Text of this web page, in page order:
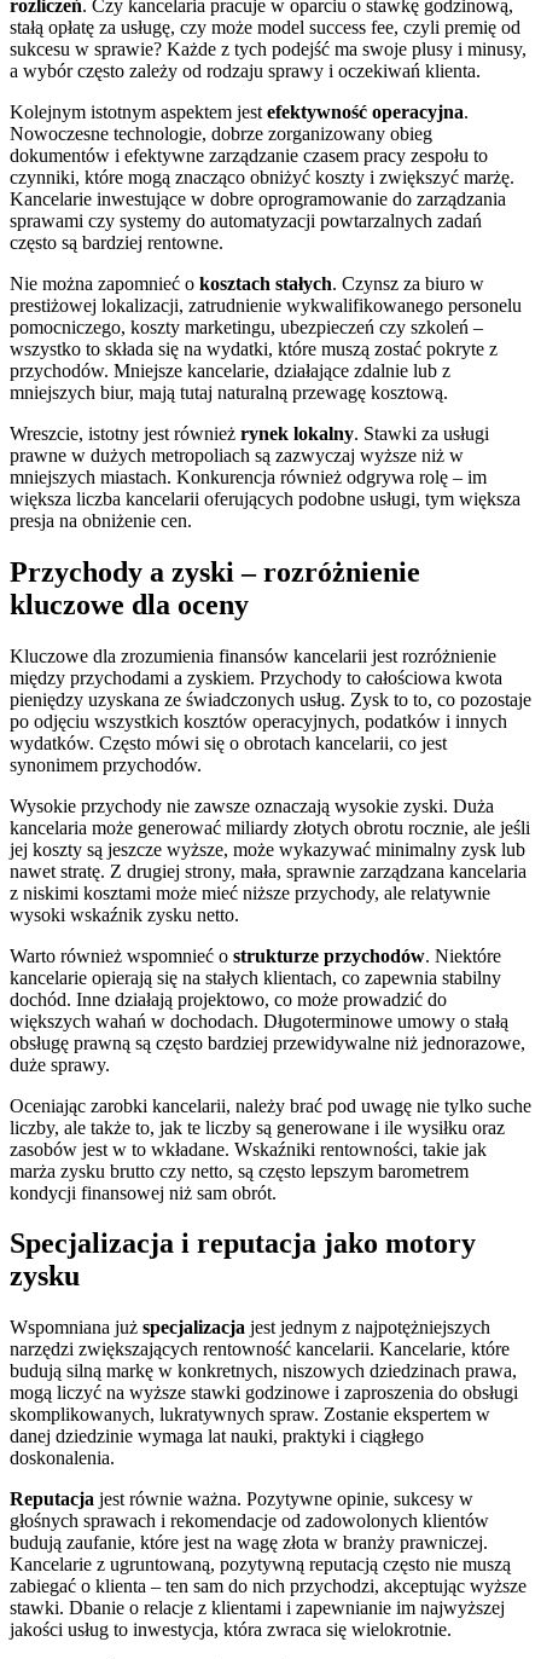
rozliczeń. Czy kancelaria pracuje w oparciu o stawkę godzinową,
stałą opłatę za usługę, czy może model success fee, czyli premię od
sukcesu w sprawie? Każde z tych podejść ma swoje plusy i minusy,
a wybór często zależy od rodzaju sprawy i oczekiwań klienta.
Kolejnym istotnym aspektem jest efektywność operacyjna.
Nowoczesne technologie, dobrze zorganizowany obieg
dokumentów i efektywne zarządzanie czasem pracy zespołu to
czynniki, które mogą znacząco obniżyć koszty i zwiększyć marżę.
Kancelarie inwestujące w dobre oprogramowanie do zarządzania
sprawami czy systemy do automatyzacji powtarzalnych zadań
często są bardziej rentowne.
Nie można zapomnieć o kosztach stałych. Czynsz za biuro w
prestiżowej lokalizacji, zatrudnienie wykwalifikowanego personelu
pomocniczego, koszty marketingu, ubezpieczeń czy szkoleń –
wszystko to składa się na wydatki, które muszą zostać pokryte z
przychodów. Mniejsze kancelarie, działające zdalnie lub z
mniejszych biur, mają tutaj naturalną przewagę kosztową.
Wreszcie, istotny jest również rynek lokalny. Stawki za usługi
prawne w dużych metropoliach są zazwyczaj wyższe niż w
mniejszych miastach. Konkurencja również odgrywa rolę – im
większa liczba kancelarii oferujących podobne usługi, tym większa
presja na obniżenie cen.
Przychody a zyski – rozróżnienie
kluczowe dla oceny
Kluczowe dla zrozumienia finansów kancelarii jest rozróżnienie
między przychodami a zyskiem. Przychody to całościowa kwota
pieniędzy uzyskana ze świadczonych usług. Zysk to to, co pozostaje
po odjęciu wszystkich kosztów operacyjnych, podatków i innych
wydatków. Często mówi się o obrotach kancelarii, co jest
synonimem przychodów.
Wysokie przychody nie zawsze oznaczają wysokie zyski. Duża
kancelaria może generować miliardy złotych obrotu rocznie, ale jeśli
jej koszty są jeszcze wyższe, może wykazywać minimalny zysk lub
nawet stratę. Z drugiej strony, mała, sprawnie zarządzana kancelaria
z niskimi kosztami może mieć niższe przychody, ale relatywnie
wysoki wskaźnik zysku netto.
Warto również wspomnieć o strukturze przychodów. Niektóre
kancelarie opierają się na stałych klientach, co zapewnia stabilny
dochód. Inne działają projektowo, co może prowadzić do
większych wahań w dochodach. Długoterminowe umowy o stałą
obsługę prawną są często bardziej przewidywalne niż jednorazowe,
duże sprawy.
Oceniając zarobki kancelarii, należy brać pod uwagę nie tylko suche
liczby, ale także to, jak te liczby są generowane i ile wysiłku oraz
zasobów jest w to wkładane. Wskaźniki rentowności, takie jak
marża zysku brutto czy netto, są często lepszym barometrem
kondycji finansowej niż sam obrót.
Specjalizacja i reputacja jako motory
zysku
Wspomniana już specjalizacja jest jednym z najpotężniejszych
narzędzi zwiększających rentowność kancelarii. Kancelarie, które
budują silną markę w konkretnych, niszowych dziedzinach prawa,
mogą liczyć na wyższe stawki godzinowe i zaproszenia do obsługi
skomplikowanych, lukratywnych spraw. Zostanie ekspertem w
danej dziedzinie wymaga lat nauki, praktyki i ciągłego
doskonalenia.
Reputacja jest równie ważna. Pozytywne opinie, sukcesy w
głośnych sprawach i rekomendacje od zadowolonych klientów
budują zaufanie, które jest na wagę złota w branży prawniczej.
Kancelarie z ugruntowaną, pozytywną reputacją często nie muszą
zabiegać o klienta – ten sam do nich przychodzi, akceptując wyższe
stawki. Dbanie o relacje z klientami i zapewnianie im najwyższej
jakości usług to inwestycja, która zwraca się wielokrotnie.